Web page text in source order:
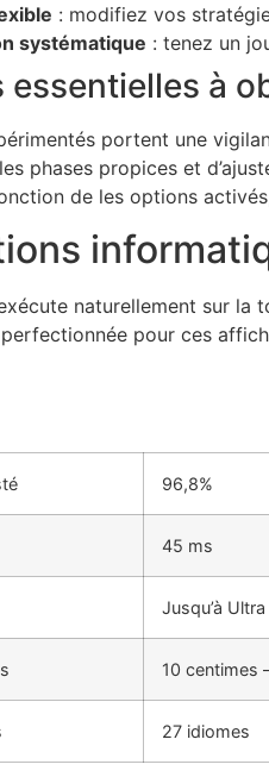
: modifiez vos
systématique : tenez un
essentielles à
portent une
phases propices et
de les options
naturellement sur la
pour ces
96,8%
45 ms
Jusqu’à
10 centimes
27 idiomes